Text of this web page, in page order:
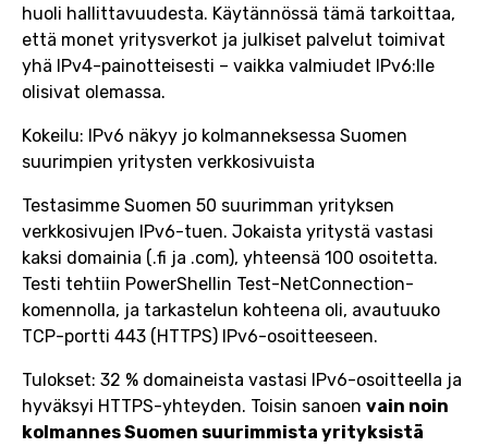
huoli hallittavuudesta. Käytännössä tämä tarkoittaa,
että monet yritysverkot ja julkiset palvelut toimivat
yhä IPv4-painotteisesti – vaikka valmiudet IPv6:lle
olisivat olemassa.
Kokeilu: IPv6 näkyy jo kolmanneksessa Suomen
suurimpien yritysten verkkosivuista
Testasimme Suomen 50 suurimman yrityksen
verkkosivujen IPv6-tuen. Jokaista yritystä vastasi
kaksi domainia (.fi ja .com), yhteensä 100 osoitetta.
Testi tehtiin PowerShellin Test-NetConnection-
komennolla, ja tarkastelun kohteena oli, avautuuko
TCP-portti 443 (HTTPS) IPv6-osoitteeseen.
Tulokset: 32 % domaineista vastasi IPv6-osoitteella ja
hyväksyi HTTPS-yhteyden. Toisin sanoen vain noin
kolmannes Suomen suurimmista yrityksistä